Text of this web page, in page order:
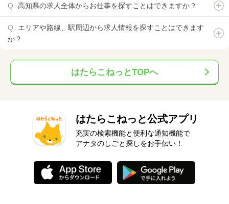
高知県の求人全体からお仕事を探すことはできますか？
エリアや路線、駅周辺から求人情報を探すことはできます
か？
はたらこねっとTOPへ
はたらこねっと公式アプリ
充実の検索機能と便利な通知機能で
アナタのしごと探しをお手伝い！